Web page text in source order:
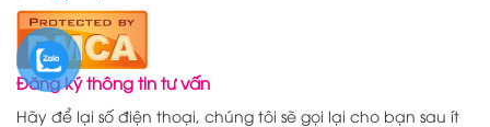
Đăng ký thông tin tư vấn
Hãy để lại số điện thoại, chúng tôi sẽ gọi lại cho bạn sau ít